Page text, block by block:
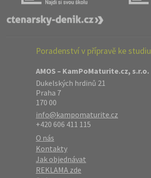
Poradenství v přípravě ke studiu
AMOS – KamPoMaturite.cz, s.r.o.
Dukelských hrdinů 21
Praha 7
170 00
info@kampomaturite.cz
+420 606 411 115
O nás
Kontakty
Jak objednávat
REKLAMA zde